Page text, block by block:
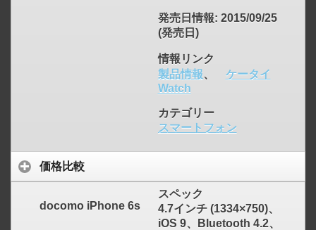
発売日情報: 2015/09/25
(発売日)
情報リンク
製品情報、
ケータイ
Watch
カテゴリー
スマートフォン
価格比較
docomo iPhone 6s
スペック
4.7インチ (1334×750)、
iOS 9、Bluetooth 4.2、
click to expand contents